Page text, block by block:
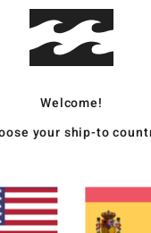
corta Negro Hombre
Código de color
de algodón [160 g/m2]
en la partes delantera
Billabong
Welcome!
your ship-to